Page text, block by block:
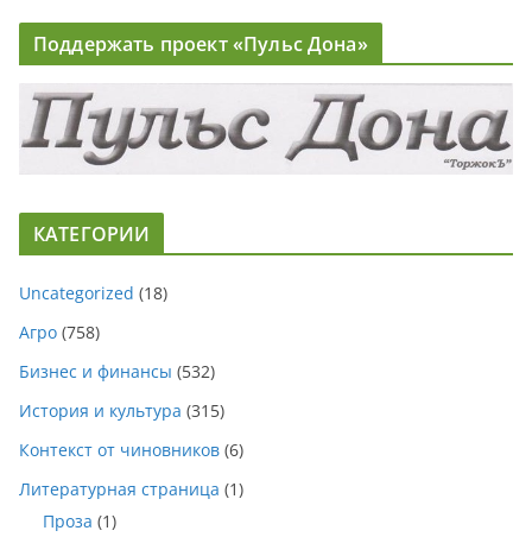
Поддержать проект «Пульс Дона»
КАТЕГОРИИ
Uncategorized (18)
Агро (758)
Бизнес и финансы (532)
История и культура (315)
Контекст от чиновников (6)
Литературная страница (1)
Проза (1)